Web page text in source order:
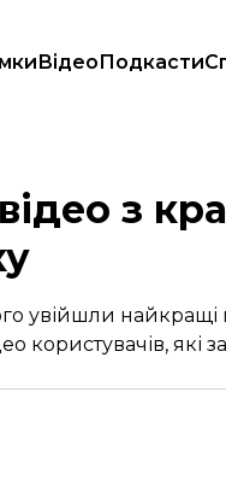
ВідеоПодкасти
з
увійшли найкращі
користувачів,